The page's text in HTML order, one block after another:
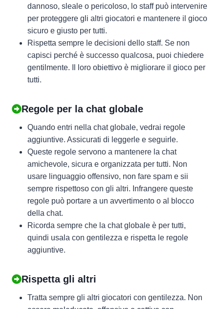
dannoso, sleale o pericoloso, lo staff può intervenire
per proteggere gli altri giocatori e mantenere il gioco
sicuro e giusto per tutti.
Rispetta sempre le decisioni dello staff. Se non
capisci perché è successo qualcosa, puoi chiedere
gentilmente. Il loro obiettivo è migliorare il gioco per
tutti.
Regole per la chat globale
Quando entri nella chat globale, vedrai regole
aggiuntive. Assicurati di leggerle e seguirle.
Queste regole servono a mantenere la chat
amichevole, sicura e organizzata per tutti. Non
usare linguaggio offensivo, non fare spam e sii
sempre rispettoso con gli altri. Infrangere queste
regole può portare a un avvertimento o al blocco
della chat.
Ricorda sempre che la chat globale è per tutti,
quindi usala con gentilezza e rispetta le regole
aggiuntive.
Rispetta gli altri
Tratta sempre gli altri giocatori con gentilezza. Non